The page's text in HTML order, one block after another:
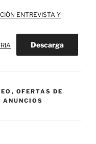
ENTREVISTA Y
Descarga
, OFERTAS DE
ANUNCIOS